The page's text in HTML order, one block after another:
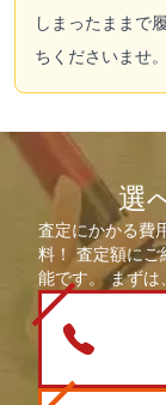
しまったままで
ちくださいませ。
選
査定にかかる費
料！ 査定額にご
能です。 まずは